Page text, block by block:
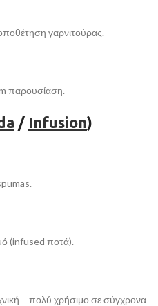
γαρνιτούρας.
παρουσίαση.
/ Infusion)
(infused ποτά).
– πολύ χρήσιμο σε σύγχρονα